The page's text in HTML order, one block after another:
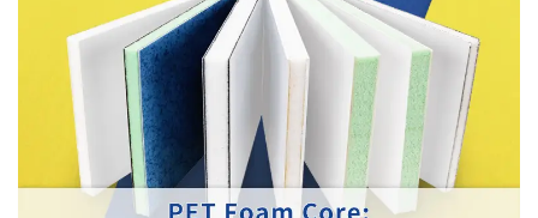
폼
궁
극
의
가
이
드